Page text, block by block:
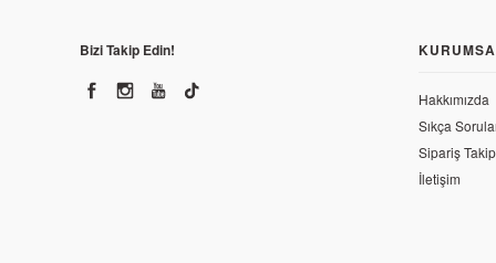
230,23 TL
Bizi Takip Edin!
Hakkımızda
Sıkça
Sipariş Takip
İletişim